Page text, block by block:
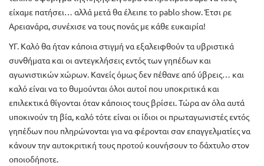
είχαμε πατήσει… αλλά μετά θα έλειπε το pablo show. Έτσι ρε
Αρειανάρα, συνέχισε να τους πονάς με κάθε ευκαιρία!
ΥΓ. Καλό θα ήταν κάποια στιγμή να εξαλειφθούν τα υβριστικά
συνθήματα και οι αντεγκλήσεις εντός των γηπέδων και
αγωνιστικών χώρων. Κανείς όμως δεν πέθανε από ύβρεις… και
καλό είναι να το θυμούνται όλοι αυτοί που υποκριτικά και
επιλεκτικά θίγονται όταν κάποιος τους βρίσει. Τώρα αν όλα αυτά
υποκινούν τη βία, καλό τότε είναι οι ίδιοι οι πρωταγωνιστές εντός
γηπέδων που πληρώνονται για να φέρονται σαν επαγγελματίες να
κάνουν την αυτοκριτική τους προτού κουνήσουν το δάχτυλο στον
οποιοδήποτε.